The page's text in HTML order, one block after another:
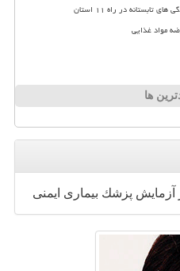
مواد غذایی
ها
آزمایش پزشك بیماری ایمنی